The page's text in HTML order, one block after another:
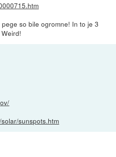
so bile ogromne! In to je 3
sunspots.htm